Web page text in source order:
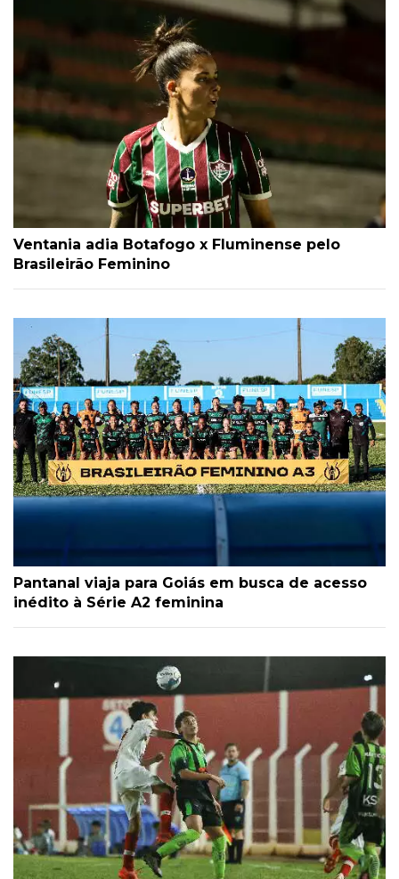
Ventania adia Botafogo x Fluminense pelo
Brasileirão Feminino
Pantanal viaja para Goiás em busca de acesso
inédito à Série A2 feminina